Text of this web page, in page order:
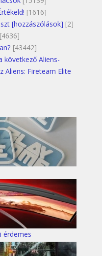
[1616]
[hozzászólások] [2]
[4636]
[43442]
következő Aliens-
Fireteam Elite
érdemes